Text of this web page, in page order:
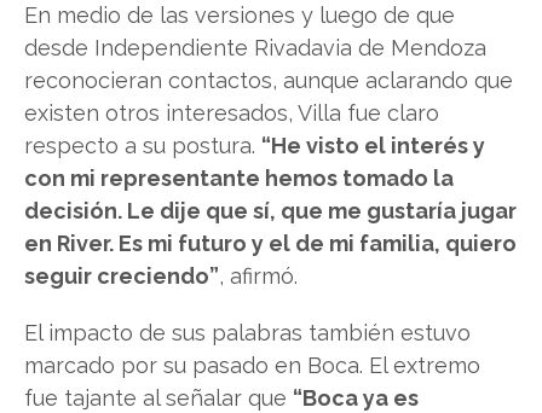
En medio de las versiones y luego de que
desde Independiente Rivadavia de Mendoza
reconocieran contactos, aunque aclarando que
existen otros interesados, Villa fue claro
respecto a su postura. “He visto el interés y
con mi representante hemos tomado la
decisión. Le dije que sí, que me gustaría jugar
en River. Es mi futuro y el de mi familia, quiero
seguir creciendo”, afirmó.
El impacto de sus palabras también estuvo
marcado por su pasado en Boca. El extremo
fue tajante al señalar que “Boca ya es